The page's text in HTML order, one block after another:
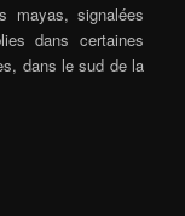
mayas, signalées
dans certaines
dans le sud de la